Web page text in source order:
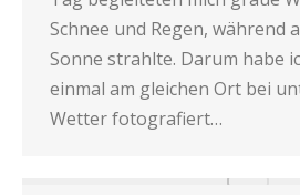
Schnee und Regen, während
Sonne strahlte. Darum habe
einmal am gleichen Ort bei
Wetter fotografiert…